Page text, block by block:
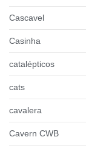
Cascavel
Casinha
catalépticos
cats
cavalera
Cavern CWB